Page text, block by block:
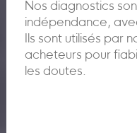
Nos diagnostics
indépendance,
Ils sont utilisés par
acheteurs pour
les doutes.